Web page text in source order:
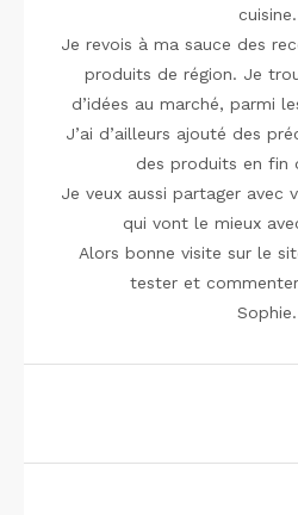
cuisine.
Je revois à ma sauce des
produits de région. Je
d’idées au marché, parmi
J’ai d’ailleurs ajouté des
des produits en fin
Je veux aussi partager avec
qui vont le mieux
Alors bonne visite sur le
tester et
Sophie.